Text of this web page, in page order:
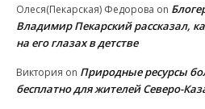
Олеся(Пекарская) Федорова on
Владимир Пекарский рассказал,
на его глазах в детстве
Виктория on Природные ресурсы
бесплатно для жителей Северо-